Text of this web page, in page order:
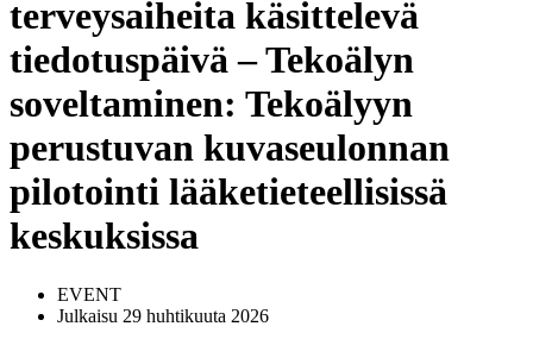
terveysaiheita käsittelevä
tiedotuspäivä – Tekoälyn
soveltaminen: Tekoälyyn
perustuvan kuvaseulonnan
pilotointi lääketieteellisissä
keskuksissa
EVENT
Julkaisu 29 huhtikuuta 2026